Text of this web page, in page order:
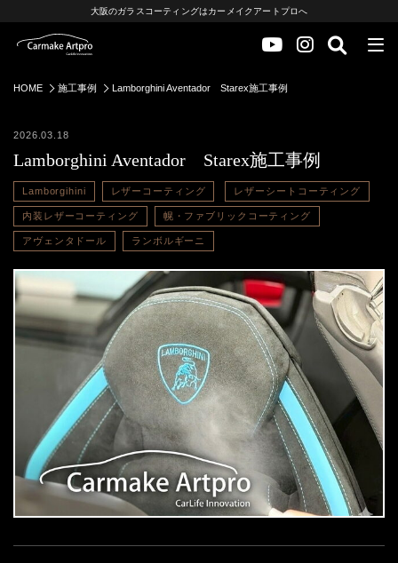
大阪のガラスコーティングはカーメイクアートプロへ
HOME 施工事例 Lamborghini Aventador Starex施工事例
2026.03.18
Lamborghini Aventador Starex施工事例
Lamborgihini レザーコーティング レザーシートコーティング
内装レザーコーティング 幌・ファブリックコーティング
アヴェンタドール ランボルギーニ